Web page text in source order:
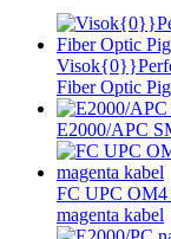
Fiber Optic
E2000/APC
FC UPC OM4
magenta kabel